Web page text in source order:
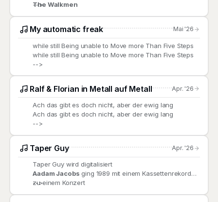
The Walkmen
-->
My automatic freak Mai '26
while still Being unable to Move more Than Five Steps
while still Being unable to Move more Than Five Steps
-->
Ralf & Florian in Metall auf Metall Apr. '26
Ach das gibt es doch nicht, aber der ewig lang
Ach das gibt es doch nicht, aber der ewig lang
-->
Taper Guy Apr. '26
Taper Guy wird digitalisiert
Aadam Jacobs ging 1989 mit einem Kassettenrekorder
zu einem Konzert
-->